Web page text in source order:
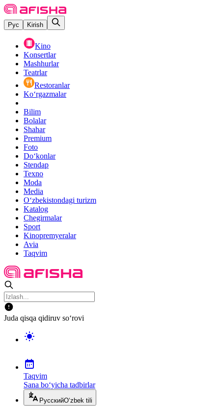
Рус Kirish
Kino
Konsertlar
Mashhurlar
Teatrlar
Restoranlar
Ko‘rgazmalar
Bilim
Bolalar
Shahar
Premium
Foto
Do‘konlar
Stendap
Texno
Moda
Media
O‘zbekistondagi turizm
Katalog
Chegirmalar
Sport
Kinopremyeralar
Avia
Taqvim
Juda qisqa qidiruv so‘rovi
Taqvim
Sana bo‘yicha tadbirlar
РусскийO‘zbek tili